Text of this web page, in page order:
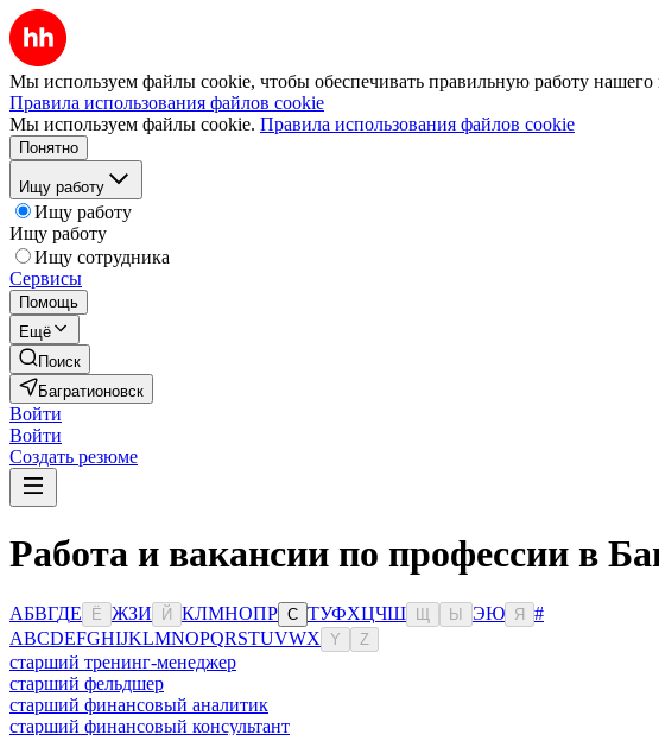
Мы используем файлы cookie, чтобы обеспечивать правильную работу нашего
Правила использования файлов cookie
Мы используем файлы cookie. Правила использования файлов cookie
Понятно
Ищу работу
Ищу работу
Ищу работу
Ищу сотрудника
Сервисы
Помощь
Ещё
Поиск
Багратионовск
Войти
Войти
Создать резюме
Работа и вакансии по профессии в
АБВГДЕ Ё ЖЗИ Й КЛМНОПР С ТУФХЦЧШ Ы ЭЮ Я
#
ABCDEFGHIJKLMNOPQRSTUVWX Y Z
старший тренинг-менеджер
старший фельдшер
старший финансовый аналитик
старший финансовый консультант